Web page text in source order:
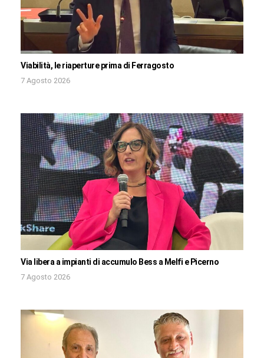
Viabilità, le riaperture prima di Ferragosto
7 Agosto 2026
Via libera a impianti di accumulo Bess a Melfi e Picerno
7 Agosto 2026